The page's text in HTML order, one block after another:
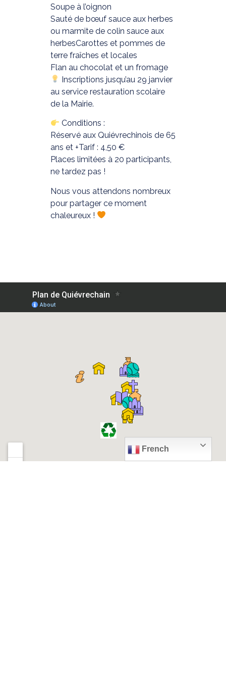
Soupe à l’oignon
Sauté de bœuf sauce aux herbes
ou marmite de colin sauce aux
herbesCarottes et pommes de
terre fraîches et locales
Flan au chocolat et un fromage
Inscriptions jusqu’au 29 janvier
au service restauration scolaire
de la Mairie.
Conditions :
Réservé aux Quiévrechinois de 65
ans et +Tarif : 4,50 €
Places limitées à 20 participants,
ne tardez pas !
Nous vous attendons nombreux
pour partager ce moment
chaleureux !
French